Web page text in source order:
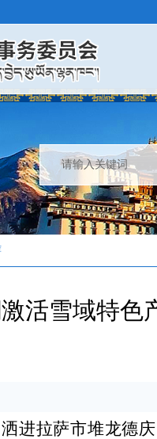
活雪域特
进拉萨市堆龙德